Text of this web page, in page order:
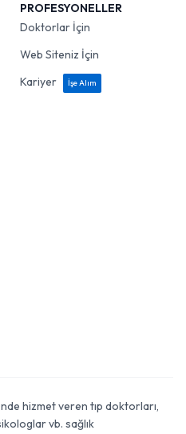
PROFESYONELLER
Doktorlar İçin
Web Siteniz İçin
Kariyer
İşe Alım
hizmet veren tıp doktorları,
vb. sağlık